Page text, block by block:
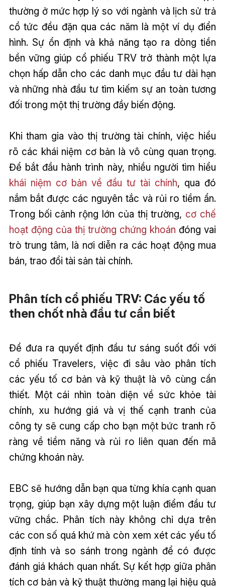
thường ở mức hợp lý so với ngành và lịch sử trả
cổ tức đều đặn qua các năm là một ví dụ điển
hình. Sự ổn định và khả năng tạo ra dòng tiền
bền vững giúp cổ phiếu TRV trở thành một lựa
chọn hấp dẫn cho các danh mục đầu tư dài hạn
và những nhà đầu tư tìm kiếm sự an toàn tương
đối trong một thị trường đầy biến động.
Khi tham gia vào thị trường tài chính, việc hiểu
rõ các khái niệm cơ bản là vô cùng quan trọng.
Để bắt đầu hành trình này, nhiều người tìm hiểu
khái niệm cơ bản về đầu tư tài chính, qua đó
nắm bắt được các nguyên tắc và rủi ro tiềm ẩn.
Trong bối cảnh rộng lớn của thị trường, cơ chế
hoạt động của thị trường chứng khoán đóng vai
trò trung tâm, là nơi diễn ra các hoạt động mua
bán, trao đổi tài sản tài chính.
Phân tích cổ phiếu TRV: Các yếu tố
then chốt nhà đầu tư cần biết
Để đưa ra quyết định đầu tư sáng suốt đối với
cổ phiếu Travelers, việc đi sâu vào phân tích
các yếu tố cơ bản và kỹ thuật là vô cùng cần
thiết. Một cái nhìn toàn diện về sức khỏe tài
chính, xu hướng giá và vị thế cạnh tranh của
công ty sẽ cung cấp cho bạn một bức tranh rõ
ràng về tiềm năng và rủi ro liên quan đến mã
chứng khoán này.
EBC sẽ hướng dẫn bạn qua từng khía cạnh quan
trọng, giúp bạn xây dựng một luận điểm đầu tư
vững chắc. Phân tích này không chỉ dựa trên
các con số quá khứ mà còn xem xét các yếu tố
định tính và so sánh trong ngành để có được
đánh giá khách quan nhất. Sự kết hợp giữa phân
tích cơ bản và kỹ thuật thường mang lại hiệu quả